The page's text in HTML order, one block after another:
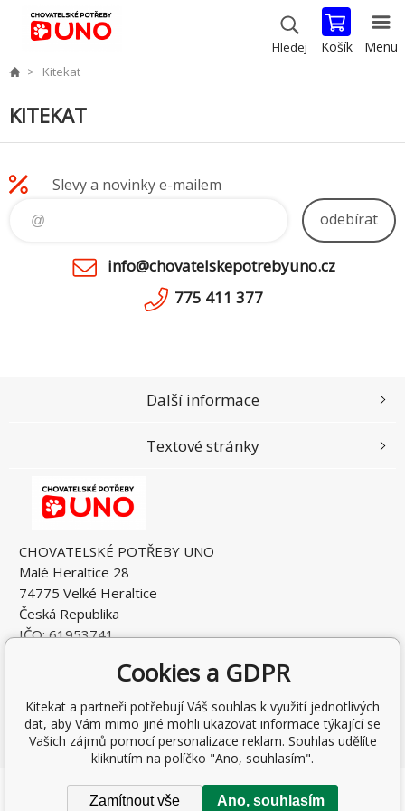
Hledej Košík Menu
Kitekat
KITEKAT
Slevy a novinky e-mailem
odebírat
info@chovatelskepotrebyuno.cz
775 411 377
CHOVATELSKÉ POTŘEBY UNO
Malé Heraltice 28
74775 Velké Heraltice
Česká Republika
IČO: 61953741
Další informace
Textové stránky
Copyright © 2026 Rostislav Hňátek
Cookies a GDPR
Kitekat a partneři potřebují Váš souhlas k využití jednotlivých
dat, aby Vám mimo jiné mohli ukazovat informace týkající se
Vašich zájmů pomocí personalizace reklam. Souhlas udělíte
kliknutím na políčko "Ano, souhlasím".
Zamítnout vše Ano, souhlasím